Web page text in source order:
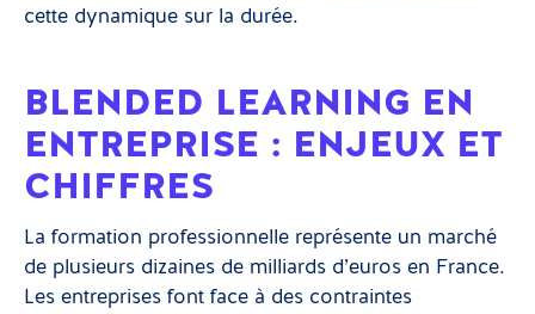
cette dynamique sur la durée.
BLENDED LEARNING EN
ENTREPRISE : ENJEUX ET
CHIFFRES
La formation professionnelle représente un marché
de plusieurs dizaines de milliards d’euros en France.
Les entreprises font face à des contraintes